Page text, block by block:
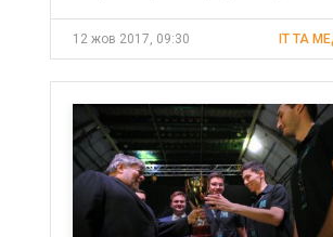
12 жов 2017, 09:30 IT ТА